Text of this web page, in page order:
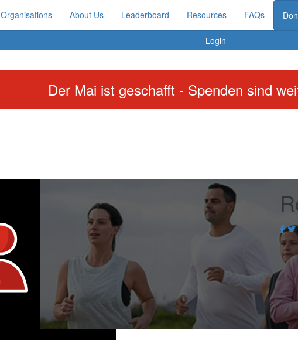
Organisations About Us Leaderboard Resources FAQs
Login
Der Mai ist geschafft - Spenden sind